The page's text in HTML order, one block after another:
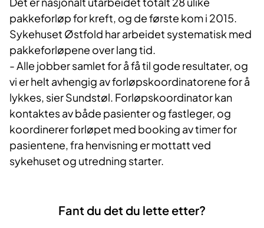
pakkeforløp for kreft, og de første kom i 2015.
Sykehuset Østfold har arbeidet systematisk med
pakkeforløpene over lang tid.
- Alle jobber samlet for å få til gode resultater, og
vi er helt avhengig av forløpskoordinatorene for å
lykkes, sier Sundstøl. Forløpskoordinator kan
kontaktes av både pasienter og fastleger, og
koordinerer forløpet med booking av timer for
pasientene, fra henvisning er mottatt ved
sykehuset og utredning starter.
Fant du det du lette etter?